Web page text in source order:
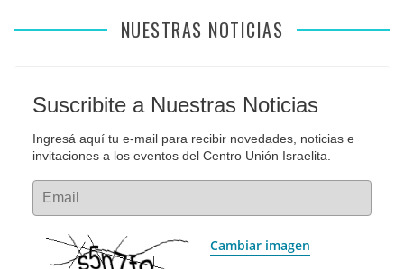
NUESTRAS NOTICIAS
Suscribite a Nuestras Noticias
Ingresá aquí tu e-mail para recibir novedades, noticias e
invitaciones a los eventos del Centro Unión Israelita.
Email
Cambiar imagen